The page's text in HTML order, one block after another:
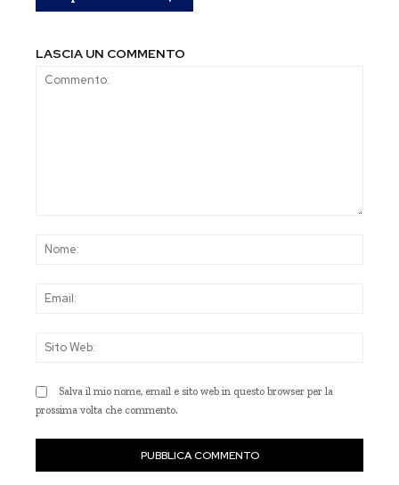
LASCIA UN COMMENTO
Salva il mio nome, email e sito web in questo browser per la
prossima volta che commento.